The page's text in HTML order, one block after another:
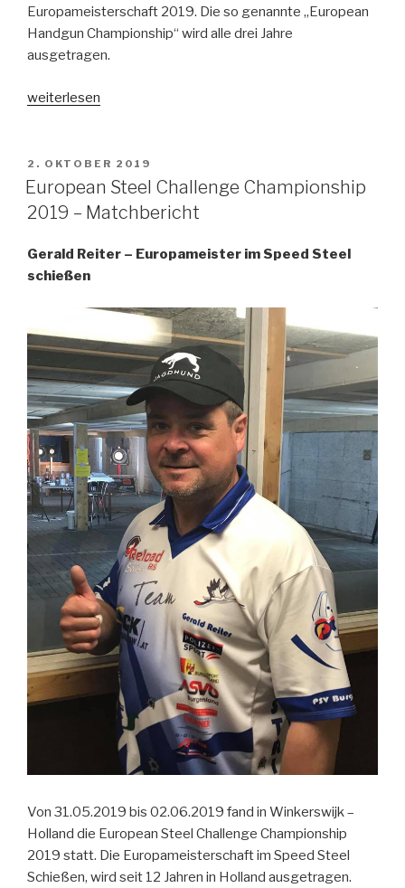
Europameisterschaft 2019. Die so genannte „European
Handgun Championship“ wird alle drei Jahre
ausgetragen.
„IPSC
–
Matchbericht“
weiterlesen
VERÖFFENTLICHT
AM
2. OKTOBER 2019
European Steel Challenge Championship
2019 – Matchbericht
Gerald Reiter – Europameister im Speed Steel
schießen
Von 31.05.2019 bis 02.06.2019 fand in Winkerswijk –
Holland die European Steel Challenge Championship
2019 statt. Die Europameisterschaft im Speed Steel
Schießen, wird seit 12 Jahren in Holland ausgetragen.